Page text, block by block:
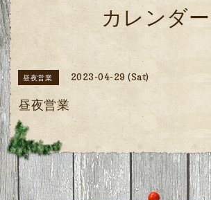
カレンダー
昼夜営業 2023-04-29 (Sat)
昼夜営業